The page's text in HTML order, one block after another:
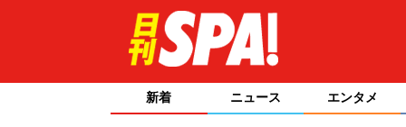
新着 ニュース エンタメ